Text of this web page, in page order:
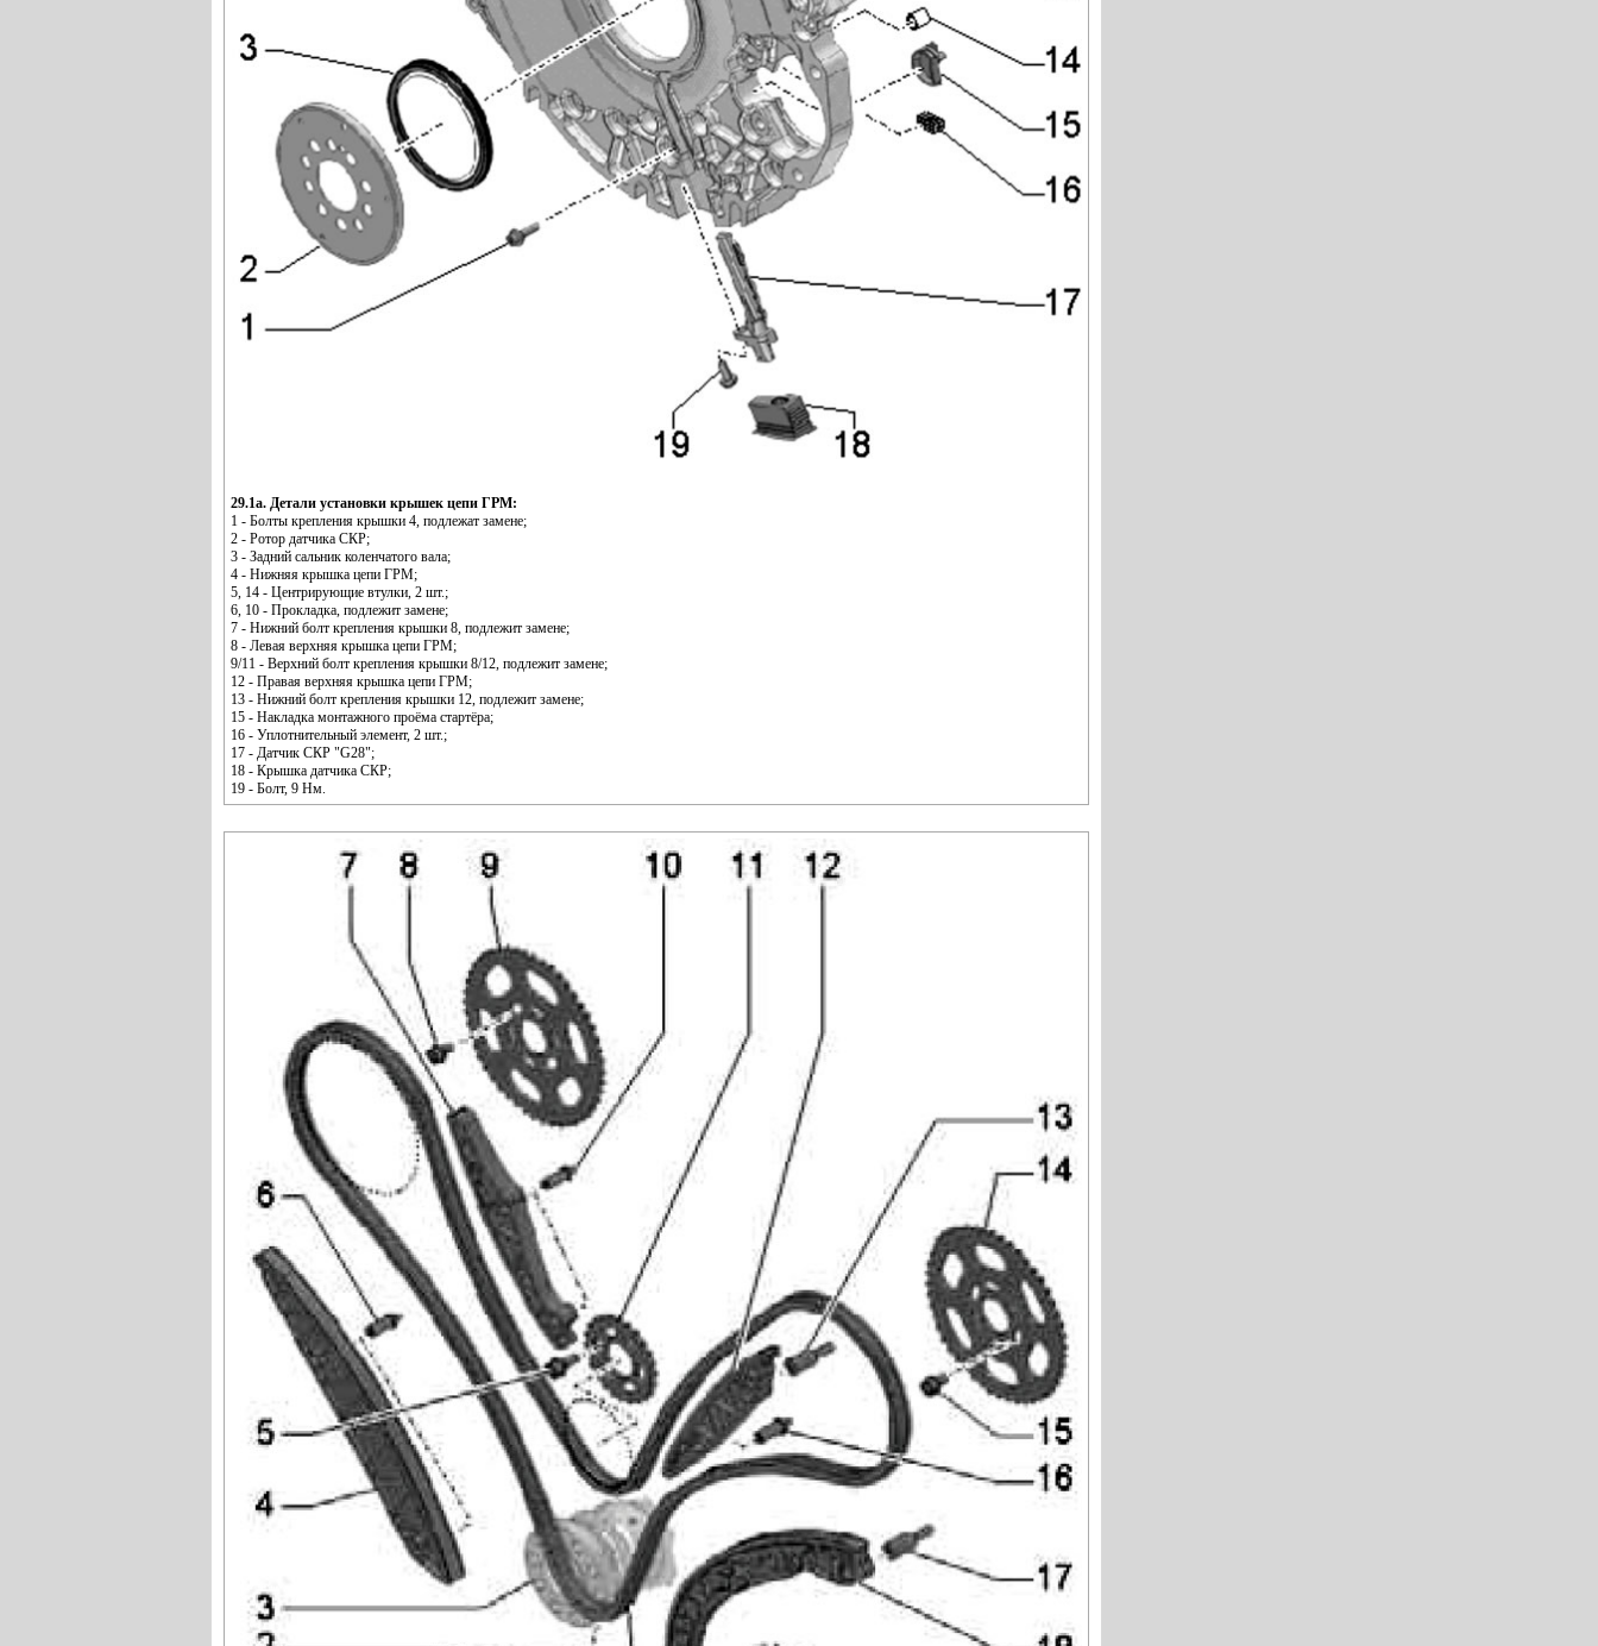
29.1а. Детали установки крышек цепи ГРМ:
1 - Болты крепления крышки 4, подлежат замене;
2 - Ротор датчика СКР;
3 - Задний сальник коленчатого вала;
4 - Нижняя крышка цепи ГРМ;
5, 14 - Центрирующие втулки, 2 шт.;
6, 10 - Прокладка, подлежит замене;
7 - Нижний болт крепления крышки 8, подлежит замене;
8 - Левая верхняя крышка цепи ГРМ;
9/11 - Верхний болт крепления крышки 8/12, подлежит замене;
12 - Правая верхняя крышка цепи ГРМ;
13 - Нижний болт крепления крышки 12, подлежит замене;
15 - Накладка монтажного проёма стартёра;
16 - Уплотнительный элемент, 2 шт.;
17 - Датчик СКР "G28";
18 - Крышка датчика СКР;
19 - Болт, 9 Нм.